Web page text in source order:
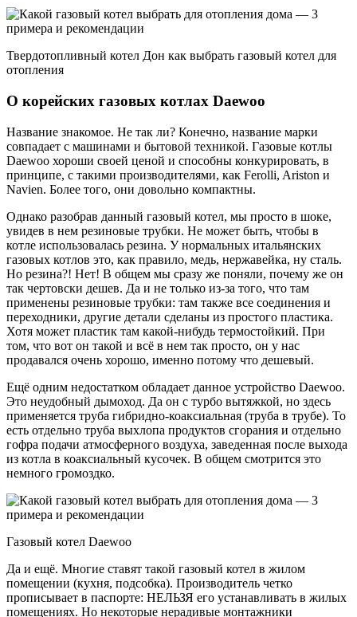
Твердотопливный котел Дон как выбрать газовый котел для
отопления
О корейских газовых котлах Daewoo
Название знакомое. Не так ли? Конечно, название марки
совпадает с машинами и бытовой техникой. Газовые котлы
Daewoo хороши своей ценой и способны конкурировать, в
принципе, с такими производителями, как Ferolli, Ariston и
Navien. Более того, они довольно компактны.
Однако разобрав данный газовый котел, мы просто в шоке,
увидев в нем резиновые трубки. Не может быть, чтобы в
котле использовалась резина. У нормальных итальянских
газовых котлов это, как правило, медь, нержавейка, ну сталь.
Но резина?! Нет! В общем мы сразу же поняли, почему же он
так чертовски дешев. Да и не только из-за того, что там
применены резиновые трубки: там также все соединения и
переходники, другие детали сделаны из простого пластика.
Хотя может пластик там какой-нибудь термостойкий. При
том, что вот он такой и всё в нем так просто, он у нас
продавался очень хорошо, именно потому что дешевый.
Ещё одним недостатком обладает данное устройство Daewoo.
Это неудобный дымоход. Да он с турбо вытяжкой, но здесь
применяется труба гибридно-коаксиальная (труба в трубе). То
есть отдельно труба выхлопа продуктов сгорания и отдельно
гофра подачи атмосферного воздуха, заведенная после выхода
из котла в коаксиальный кусочек. В общем смотрится это
немного громоздко.
Газовый котел Daewoo
Да и ещё. Многие ставят такой газовый котел в жилом
помещении (кухня, подсобка). Производитель четко
прописывает в паспорте: НЕЛЬЗЯ его устанавливать в жилых
помещениях. Но некоторые нерадивые монтажники